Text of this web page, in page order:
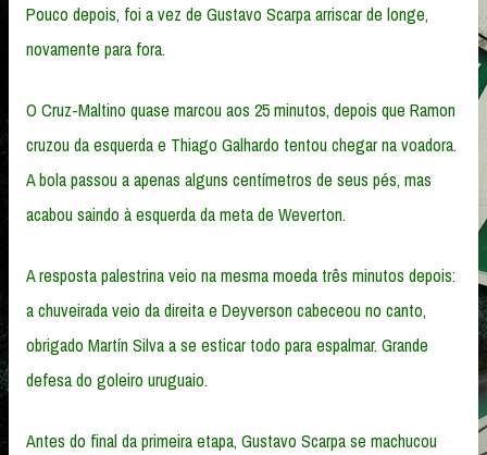
Pouco depois, foi a vez de Gustavo Scarpa arriscar de longe,
novamente para fora.
O Cruz-Maltino quase marcou aos 25 minutos, depois que Ramon
cruzou da esquerda e Thiago Galhardo tentou chegar na voadora.
A bola passou a apenas alguns centímetros de seus pés, mas
acabou saindo à esquerda da meta de Weverton.
A resposta palestrina veio na mesma moeda três minutos depois:
a chuveirada veio da direita e Deyverson cabeceou no canto,
obrigado Martín Silva a se esticar todo para espalmar. Grande
defesa do goleiro uruguaio.
Antes do final da primeira etapa, Gustavo Scarpa se machucou